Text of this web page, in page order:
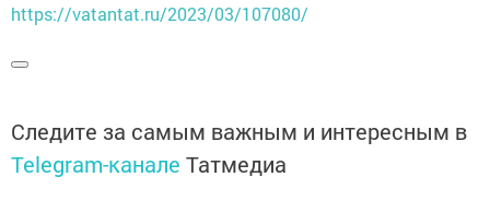
https://vatantat.ru/2023/03/107080/
Следите за самым важным и интересным в
Telegram-канале Татмедиа